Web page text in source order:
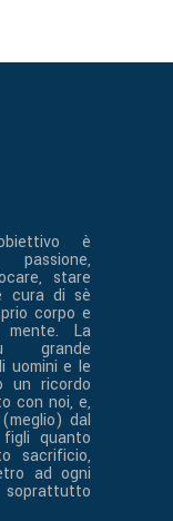
è
stare
cura di sè
corpo e
mente. La
grande
uomini e le
un ricordo
con noi, e,
dal
quanto
sacrificio,
ad ogni